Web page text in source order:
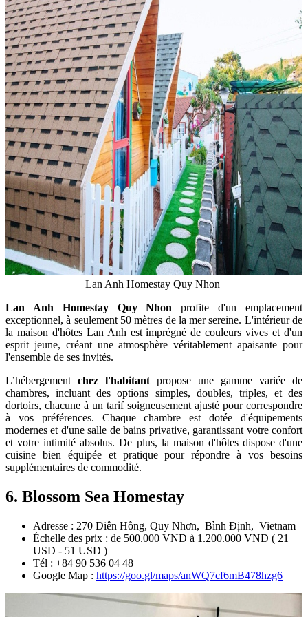
Lan Anh Homestay Quy Nhon
Lan Anh Homestay Quy Nhon profite d'un emplacement
exceptionnel, à seulement 50 mètres de la mer sereine. L'intérieur de
la maison d'hôtes Lan Anh est imprégné de couleurs vives et d'un
esprit jeune, créant une atmosphère véritablement apaisante pour
l'ensemble de ses invités.
L’hébergement chez l'habitant propose une gamme variée de
chambres, incluant des options simples, doubles, triples, et des
dortoirs, chacune à un tarif soigneusement ajusté pour correspondre
à vos préférences. Chaque chambre est dotée d'équipements
modernes et d'une salle de bains privative, garantissant votre confort
et votre intimité absolus. De plus, la maison d'hôtes dispose d'une
cuisine bien équipée et pratique pour répondre à vos besoins
supplémentaires de commodité.
6. Blossom Sea Homestay
Adresse : 270 Diên Hồng, Quy Nhơn, Bình Định, Vietnam
Échelle des prix : de 500.000 VND à 1.200.000 VND ( 21
USD - 51 USD )
Tél : +84 90 536 04 48
Google Map : https://goo.gl/maps/anWQ7cf6mB478hzg6